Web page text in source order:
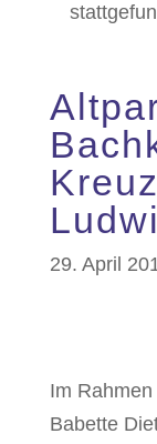
29. April
Im
Babette